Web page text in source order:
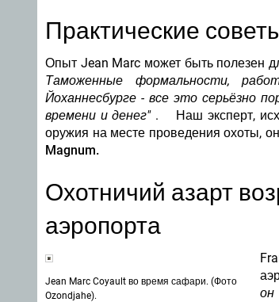
Практические
Опыт Jean Marc может быть полезен
Таможенные формальности,
Йоханнесбурге - все это серьёзно
времени и денег".
Наш эксперт,
оружия на месте проведения охоты,
Magnum.
Охотничий азарт
аэропорта
Jean Marc Coyault во время сафари. (Фото
Ozondjahe).